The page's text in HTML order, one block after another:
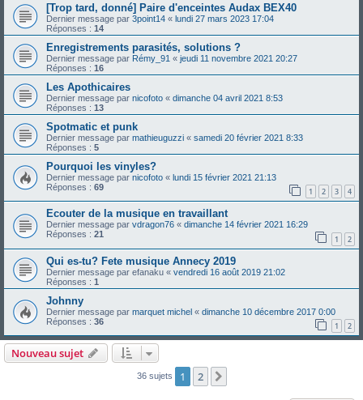
[Trop tard, donné] Paire d'enceintes Audax BEX40
Dernier message par 3point14 « lundi 27 mars 2023 17:04
Réponses : 14
Enregistrements parasités, solutions ?
Dernier message par Rémy_91 « jeudi 11 novembre 2021 20:27
Réponses : 16
Les Apothicaires
Dernier message par nicofoto « dimanche 04 avril 2021 8:53
Réponses : 13
Spotmatic et punk
Dernier message par mathieuguzzi « samedi 20 février 2021 8:33
Réponses : 5
Pourquoi les vinyles?
Dernier message par nicofoto « lundi 15 février 2021 21:13
Réponses : 69 1 2 3 4
Ecouter de la musique en travaillant
Dernier message par vdragon76 « dimanche 14 février 2021 16:29
Réponses : 21 1 2
Qui es-tu? Fete musique Annecy 2019
Dernier message par efanaku « vendredi 16 août 2019 21:02
Réponses : 1
Johnny
Dernier message par marquet michel « dimanche 10 décembre 2017 0:00
Réponses : 36 1 2
Nouveau sujet
36 sujets 1 2